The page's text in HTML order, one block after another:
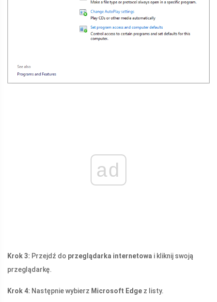
ad
Krok 3: Przejdź do przeglądarka internetowa i kliknij swoją
przeglądarkę.
Krok 4: Następnie wybierz Microsoft Edge z listy.